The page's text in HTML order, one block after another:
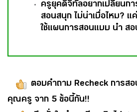
ครูยุคดิจิทัลอยากเปลี่ยนกา
สอนสนุก ไม่น่าเบื่อไหม? แ
ใช้แผนการสอนแบบ นำ สอ
ตอบคำถาม Recheck การสอ
คุณครู จาก 5 ข้อนี้กัน!!